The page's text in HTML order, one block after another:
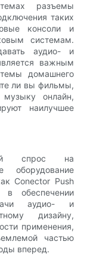
разъемы
таких
консоли и
системам.
аудио- и
важным
домашнего
ли вы фильмы,
онлайн,
наилучшее
спрос на
оборудование
Conector Push
обеспечении
аудио- и
дизайну,
применения,
частью
вперед.